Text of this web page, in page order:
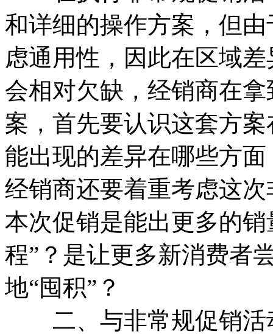
和详细的操作方案，但
虑通用性，因此在区域
会相对欠缺，经销商在
案，首先要认识这套方
能出现的差异在哪些方
经销商还要着重考虑这
本次促销是能出更多的
程”？是让更多新消费者
地“囤积”？
二、与非常规促销活